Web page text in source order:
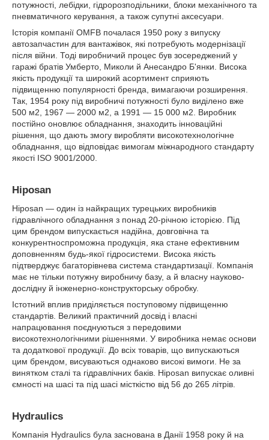
потужності, лебідки, гідророзподільники, блоки механічного та
пневматичного керування, а також супутні аксесуари.
Історія компанії OMFB почалася 1950 року з випуску
автозапчастин для вантажівок, які потребують модернізації
після війни. Тоді виробничий процес був зосереджений у
гаражі братів Умберто, Миколи й Анесандро Б'янки. Висока
якість продукції та широкий асортимент сприяють
підвищенню популярності бренда, вимагаючи розширення.
Так, 1954 року під виробничі потужності було виділено вже
500 м2, 1967 — 2000 м2, а 1991 — 15 000 м2. Виробник
постійно оновлює обладнання, знаходить інноваційні
рішення, що дають змогу виробляти високотехнологічне
обладнання, що відповідає вимогам міжнародного стандарту
якості ISO 9001/2000.
Hiposan
Hiposan — один із найкращих турецьких виробників
гідравлічного обладнання з понад 20-річною історією. Під
цим брендом випускається надійна, довговічна та
конкурентноспроможна продукція, яка стане ефективним
доповненням будь-якої гідросистеми. Висока якість
підтверджує багаторівнева система стандартизації. Компанія
має не тільки потужну виробничу базу, а й власну науково-
дослідну й інженерно-конструкторську обробку.
Істотний вплив приділяється поступовому підвищенню
стандартів. Великий практичний досвід і власні
напрацювання поєднуються з передовими
високотехнологічними рішеннями. У виробника немає основи
та додаткової продукції. До всіх товарів, що випускаються
цим брендом, висуваються однаково високі вимоги. Не за
винятком сталі та гідравлічних баків. Hiposan випускає оливні
ємності на шасі та під шасі місткістю від 56 до 265 літрів.
Hydraulics
Компанія Hydraulics була заснована в Данії 1958 року й на